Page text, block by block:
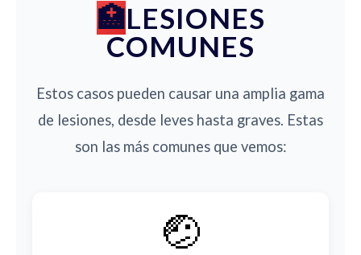
LESIONES
COMUNES
Estos casos pueden causar una amplia gama
de lesiones, desde leves hasta graves. Estas
son las más comunes que vemos:
🤕